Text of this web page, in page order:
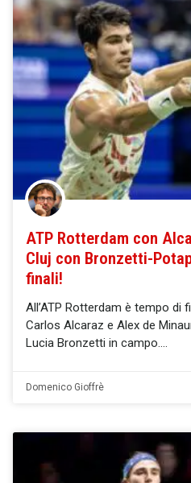
ATP Rotterdam con
Cluj con Bronzetti-
finali!
All’ATP Rotterdam è tempo di
Carlos Alcaraz e Alex de
Lucia Bronzetti in campo.
Domenico Gioffrè